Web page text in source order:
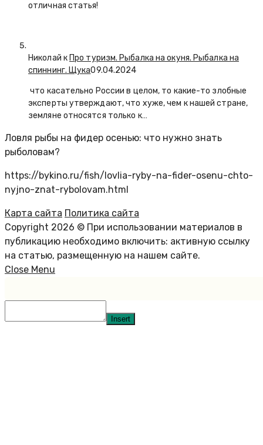
отличная статья!
Николай к Про туризм. Рыбалка на окуня. Рыбалка на
спиннинг. Щука09.04.2024
что касательно России в целом, то какие-то злобные
эксперты утверждают, что хуже, чем к нашей стране,
земляне относятся только к…
Ловля рыбы на фидер осенью: что нужно знать
рыболовам?
https://bykino.ru/fish/lovlia-ryby-na-fider-osenu-chto-
nyjno-znat-rybolovam.html
Карта сайта Политика сайта
Copyright 2026 © При использовании материалов в
публикацию необходимо включить: активную ссылку
на статью, размещенную на нашем сайте.
Close Menu
Insert